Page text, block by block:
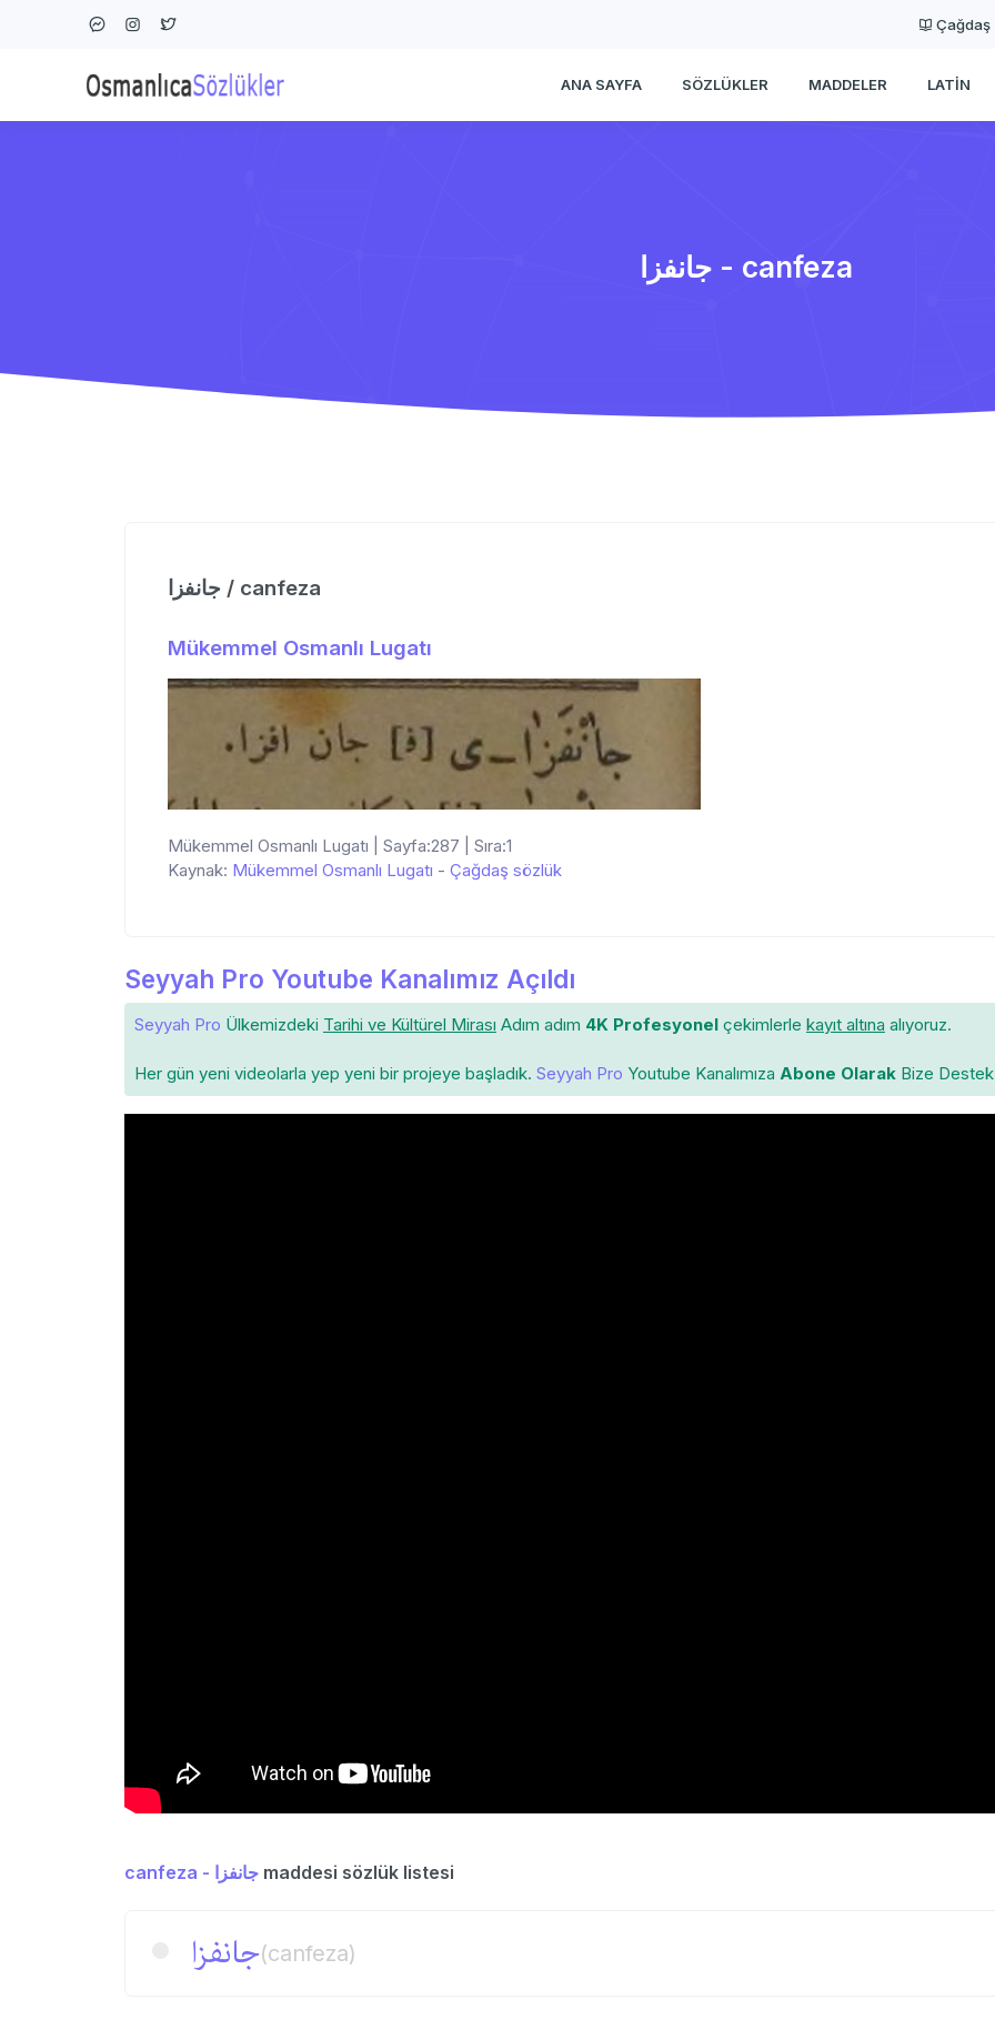
Çağdaş
ANA SAYFA SÖZLÜKLER MADDELER LATIN
جانفزا - canfeza
جانفزا / canfeza
Mükemmel Osmanlı Lugatı
Mükemmel Osmanlı Lugatı | Sayfa:287 | Sıra:1
Kaynak: Mükemmel Osmanlı Lugatı - Çağdaş sözlük
Seyyah Pro Youtube Kanalımız Açıldı
Seyyah Pro Ülkemizdeki Tarihi ve Kültürel Mirası Adım adım 4K Profesyonel çekimlerle kayıt altına alıyoruz.
Her gün yeni videolarla yep yeni bir projeye başladık. Seyyah Pro Youtube Kanalımıza Abone Olarak Bize Destek
canfeza - جانفزا maddesi sözlük listesi
جانفزا(canfeza)